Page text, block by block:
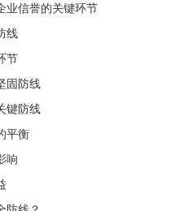
业信誉的关键环节
线
节
固防线
键防线
平衡
响